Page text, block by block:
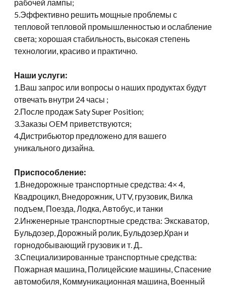
рабочей лампы;
5.Эффективно решить мощные проблемы с
тепловой тепловой промышленностью и ослабление
света; хорошая стабильность, высокая степень
технологии, красиво и практично.
Наши услуги:
1.Ваш запрос или вопросы о наших продуктах будут
отвечать внутри 24 часы ;
2.После продаж Saty Super Position;
3.Заказы OEM приветствуются;
4.Дистрибьютор предложено для вашего
уникального дизайна.
Приспособление:
1.Внедорожные транспортные средства: 4× 4,
Квадроцикл, Внедорожник, UTV, грузовик, Вилка
подъем, Поезда, Лодка, Автобус, и танки
2.Инженерные транспортные средства: Экскаватор,
Бульдозер, Дорожный ролик, Бульдозер,Кран и
горнодобывающий грузовик и т. Д..
3.Специализированные транспортные средства:
Пожарная машина, Полицейские машины, Спасение
автомобиля, Коммуникационная машина, Военный